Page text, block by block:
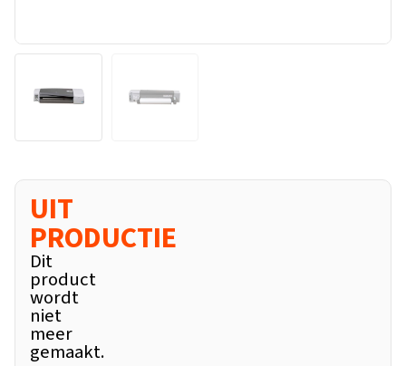
UIT
PRODUCTIE
Dit
product
wordt
niet
meer
gemaakt.